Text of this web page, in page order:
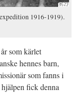
1916-1919).
som kärlet
hennes barn,
som fanns i
fick denna